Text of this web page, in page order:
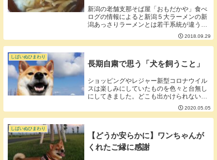
新潟の老舗支那そば屋「おもだかや」食べ
ログの情報によると新潟５大ラーメンの新
潟あっさりラーメンとは若干系統が違うそ
うです。（なにが違うかは分かりません
が）日曜日の１時過ぎに行ったのですが若
干待つ感じでした。順番待ちの案内の順番
2018.09.29
しばいぬひまわり
長期自粛で思う「犬を飼うこと」
ショッピングやレジャー新型コロナウイル
スは楽しみにしていたものを色々と台無し
にしてきました。どこも出かけられない制
限がかかりすぎだと苛立つこともしばしば
ですが飼われているワンちゃんはこの苛立
ちにほぼ一生縛られて生活しているような
2020.05.05
しばいぬひまわり
【どうか安らかに】ワンちゃんが
くれたご縁に感謝